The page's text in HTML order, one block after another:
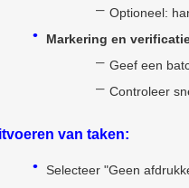
Optioneel:
Markering en
Geef een
Controleer
van taken:
Selecteer "Geen